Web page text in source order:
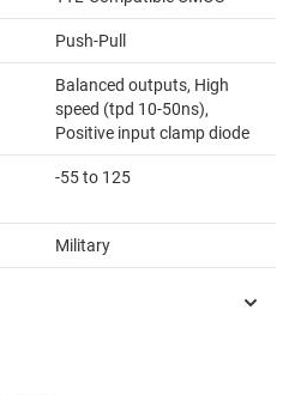
Push-Pull
Balanced outputs, High
speed (tpd 10-50ns),
Positive input clamp diode
-55 to 125
Military